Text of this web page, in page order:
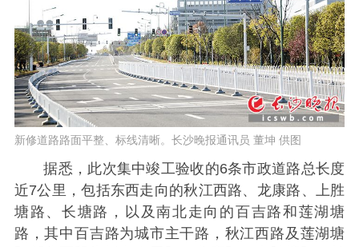
新修道路路面平整、标线清晰。长沙晚报通讯员 董坤 供图
据悉，此次集中竣工验收的6条市政道路总长度
近7公里，包括东西走向的秋江西路、龙康路、上胜
塘路、长塘路，以及南北走向的百吉路和莲湖塘
路，其中百吉路为城市主干路，秋江西路及莲湖塘